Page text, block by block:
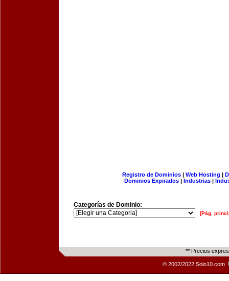
Registro de Dominios| Web Hosting |
Dominios Expirados | Industrias |
Categorías de Dominio:
[Pág.
** Precios
© 2002/2022 Solo10.com